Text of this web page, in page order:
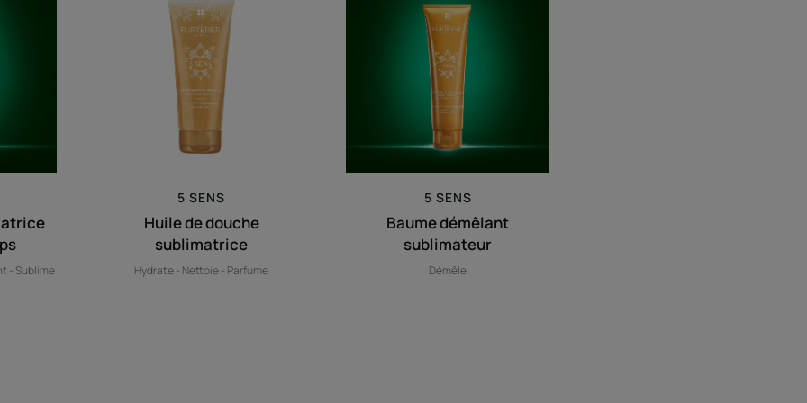
- Sublime
douche
sublimatrice
5 SENS
Huile de douche
sublimatrice
Hydrate - Nettoie - Parfume
sublimateur
5 SENS
Baume démêlant
sublimateur
Démêle